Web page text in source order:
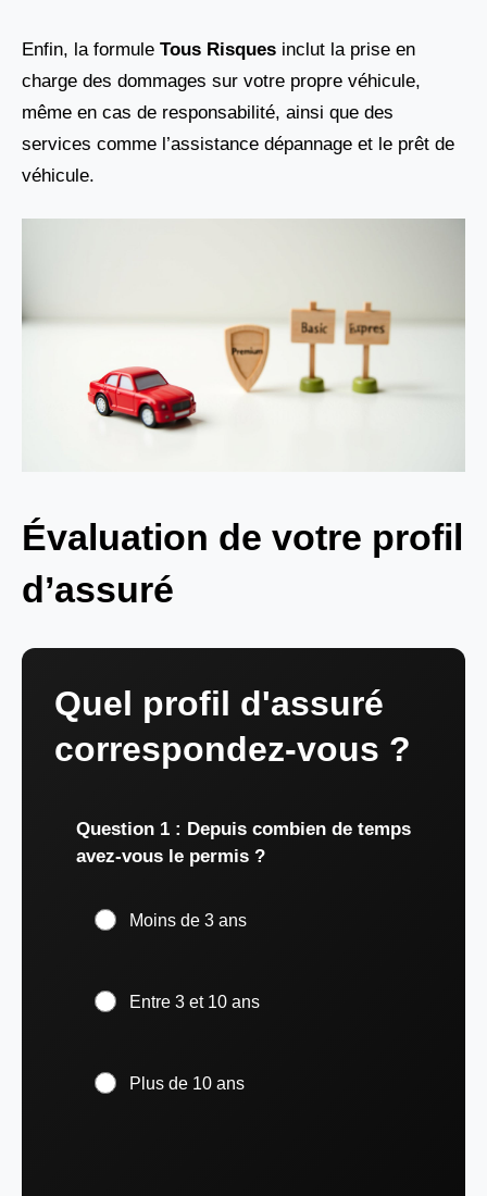
Enfin, la formule Tous Risques inclut la prise en
charge des dommages sur votre propre véhicule,
même en cas de responsabilité, ainsi que des
services comme l’assistance dépannage et le prêt de
véhicule.
Évaluation de votre profil
d’assuré
Quel profil d'assuré
correspondez-vous ?
Question 1 : Depuis combien de temps
avez-vous le permis ?
Moins de 3 ans
Entre 3 et 10 ans
Plus de 10 ans